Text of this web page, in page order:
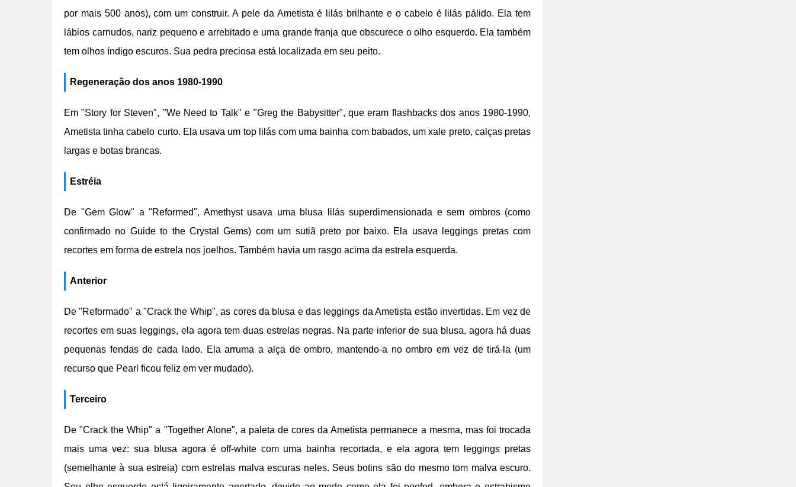
por mais 500 anos), com um construir. A pele da Ametista é lilás brilhante e o cabelo é lilás pálido. Ela tem
lábios carnudos, nariz pequeno e arrebitado e uma grande franja que obscurece o olho esquerdo. Ela também
tem olhos índigo escuros. Sua pedra preciosa está localizada em seu peito.
Regeneração dos anos 1980-1990
Em "Story for Steven", "We Need to Talk" e "Greg the Babysitter", que eram flashbacks dos anos 1980-1990,
Ametista tinha cabelo curto. Ela usava um top lilás com uma bainha com babados, um xale preto, calças pretas
largas e botas brancas.
Estréia
De "Gem Glow" a "Reformed", Amethyst usava uma blusa lilás superdimensionada e sem ombros (como
confirmado no Guide to the Crystal Gems) com um sutiã preto por baixo. Ela usava leggings pretas com
recortes em forma de estrela nos joelhos. Também havia um rasgo acima da estrela esquerda.
Anterior
De "Reformado" a "Crack the Whip", as cores da blusa e das leggings da Ametista estão invertidas. Em vez de
recortes em suas leggings, ela agora tem duas estrelas negras. Na parte inferior de sua blusa, agora há duas
pequenas fendas de cada lado. Ela arruma a alça de ombro, mantendo-a no ombro em vez de tirá-la (um
recurso que Pearl ficou feliz em ver mudado).
Terceiro
De "Crack the Whip" a "Together Alone", a paleta de cores da Ametista permanece a mesma, mas foi trocada
mais uma vez: sua blusa agora é off-white com uma bainha recortada, e ela agora tem leggings pretas
(semelhante à sua estreia) com estrelas malva escuras neles. Seus botins são do mesmo tom malva escuro.